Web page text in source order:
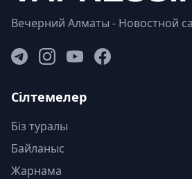
Вечерний Алматы - Новостной
Сілтемелер
Біз туралы
Байланыс
Жарнама